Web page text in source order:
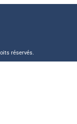
réservés.